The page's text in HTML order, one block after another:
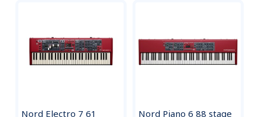
Nord Electro 7 61
Nord Piano 6 88 stage